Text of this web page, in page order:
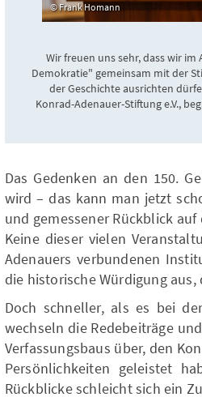
Frank Homann
Wir freuen uns sehr, dass wir
Demokratie" gemeinsam mit der
der Geschichte ausrichten
Konrad-Adenauer-Stiftung e.V.,
Das Gedenken an den 150.
wird – das kann man jetzt
und gemessener Rückblick
Keine dieser vielen
Adenauers verbundenen
die historische Würdigung aus,
Doch schneller, als es bei
wechseln die Redebeiträge
Verfassungsbaus über, den
Persönlichkeiten geleistet
Rückblicke schleicht sich ein